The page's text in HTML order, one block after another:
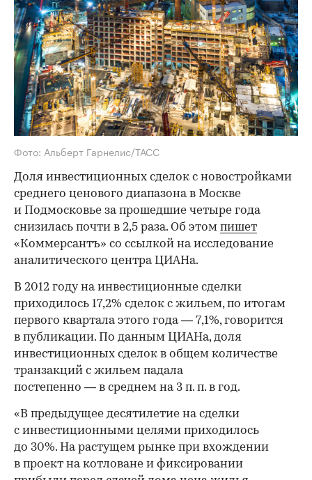
Фото: Альберт Гарнелис/ТАСС
Доля инвестиционных сделок с новостройками
среднего ценового диапазона в Москве
и Подмосковье за прошедшие четыре года
снизилась почти в 2,5 раза. Об этом пишет
«Коммерсантъ» со ссылкой на исследование
аналитического центра ЦИАНа.
В 2012 году на инвестиционные сделки
приходилось 17,2% сделок с жильем, по итогам
первого квартала этого года — 7,1%, говорится
в публикации. По данным ЦИАНа, доля
инвестиционных сделок в общем количестве
транзакций с жильем падала
постепенно — в среднем на 3 п. п. в год.
«В предыдущее десятилетие на сделки
с инвестиционными целями приходилось
до 30%. На растущем рынке при вхождении
в проект на котловане и фиксировании